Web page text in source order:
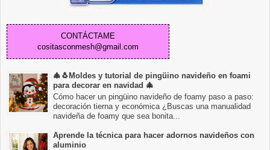
CONTÁCTAME
cositasconmesh@gmail.com
🎄🐧Moldes y tutorial de pingüino navideño en foami
para decorar en navidad 🎄
Cómo hacer un pingüino navideño de foamy paso a paso:
decoración tierna y económica ¿Buscas una manualidad
navideña de foamy que sea bonita...
Aprende la técnica para hacer adornos navideños con
aluminio